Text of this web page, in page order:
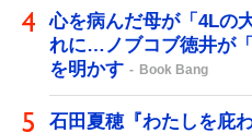
心を病んだ母が「4Lの
れに…ノブコブ徳井が
を明かす
Book Bang
石田夏穂『わたしを庇